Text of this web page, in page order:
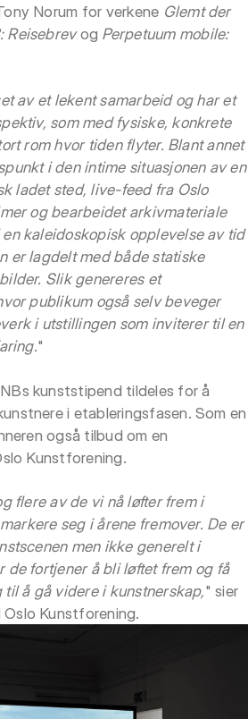
Norum for verkene Glemt der
Reisebrevog Perpetuum mobile:
av et lekent samarbeid og har et
som med fysiske, konkrete
rom hvor tiden flyter. Blant annet
i den intime situasjonen av en
ladet sted, live-feed fra Oslo
og bearbeidet arkivmateriale
kaleidoskopisk opplevelse av tid
er lagdelt med både statiske
Slik genereres et
publikum også selv beveger
i utstillingen som inviterer til en
"
kunststipend tildeles for å
i etableringsfasen. Som en
også tilbud om en
Kunstforening.
flere av de vi nå løfter frem i
seg i årene fremover. De er
men ikke generelt i
de fortjener å bli løftet frem og få
å gå videre i kunstnerskap," sier
Kunstforening.